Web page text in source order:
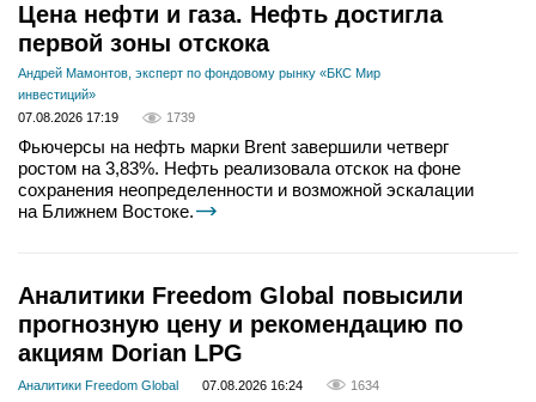
Цена нефти и газа. Нефть достигла
первой зоны отскока
Андрей Мамонтов, эксперт по фондовому рынку «БКС Мир
инвестиций»
07.08.2026 17:19
1739
Фьючерсы на нефть марки Brent завершили четверг
ростом на 3,83%. Нефть реализовала отскок на фоне
сохранения неопределенности и возможной эскалации
на Ближнем Востоке.
Аналитики Freedom Global повысили
прогнозную цену и рекомендацию по
акциям Dorian LPG
Аналитики Freedom Global 07.08.2026 16:24 1634